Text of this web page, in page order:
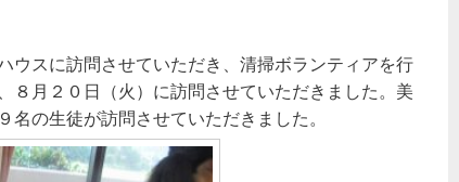
ウスに訪問させていただき、清掃ボランティアを行
８月２０日（火）に訪問させていただきました。美
名の生徒が訪問させていただきました。